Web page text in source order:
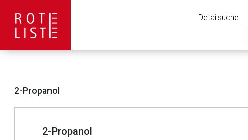
Detailsuche
2-Propanol
2-Propanol